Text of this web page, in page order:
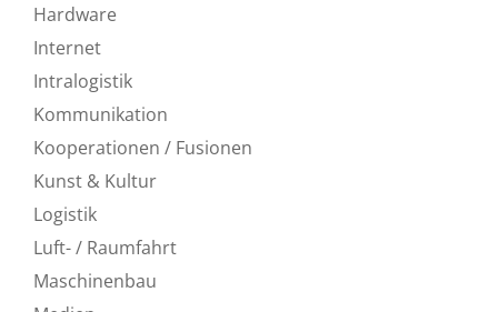
Hardware
Internet
Intralogistik
Kommunikation
Kooperationen / Fusionen
Kunst & Kultur
Logistik
Luft- / Raumfahrt
Maschinenbau